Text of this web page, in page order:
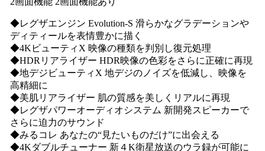
◆レグザエンジン Evolution-S 滑らかなグラデーションや
ディティールを表情豊かに描く
◆4KビューティX 映像の種類を判別し復元処理
◆HDRリアライザー HDR映像の色彩をさらに正確に再現
◆地デジビューティX 地デジのノイズを低減し、映像を
高精細に
◆美肌リアライザー 肌の質感を美しくリアルに再現
◆レグザパワーオーディオシステム 新開発スピーカーで
さらに迫力のサウンド
◆みるコレ あなたの“見たいものだけ”に出会える
◆4Kダブルチューナー 新４K衛星放送のウラ録が可能に